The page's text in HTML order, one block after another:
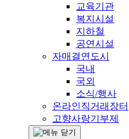
교육기관
복지시설
지하철
공연시설
자매결연도시
국내
국외
소식/행사
온라인직거래장터
고향사랑기부제